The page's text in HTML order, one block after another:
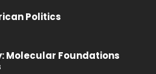
Politics
Molecular Foundations